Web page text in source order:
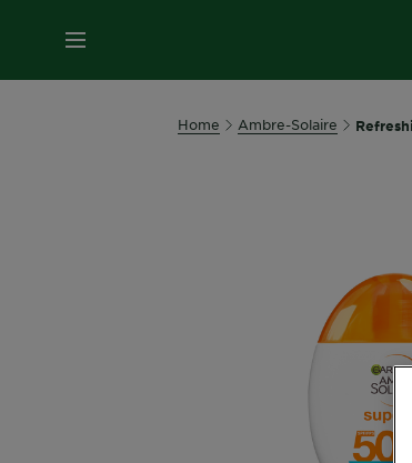
MENU
Home Ambre-Solaire